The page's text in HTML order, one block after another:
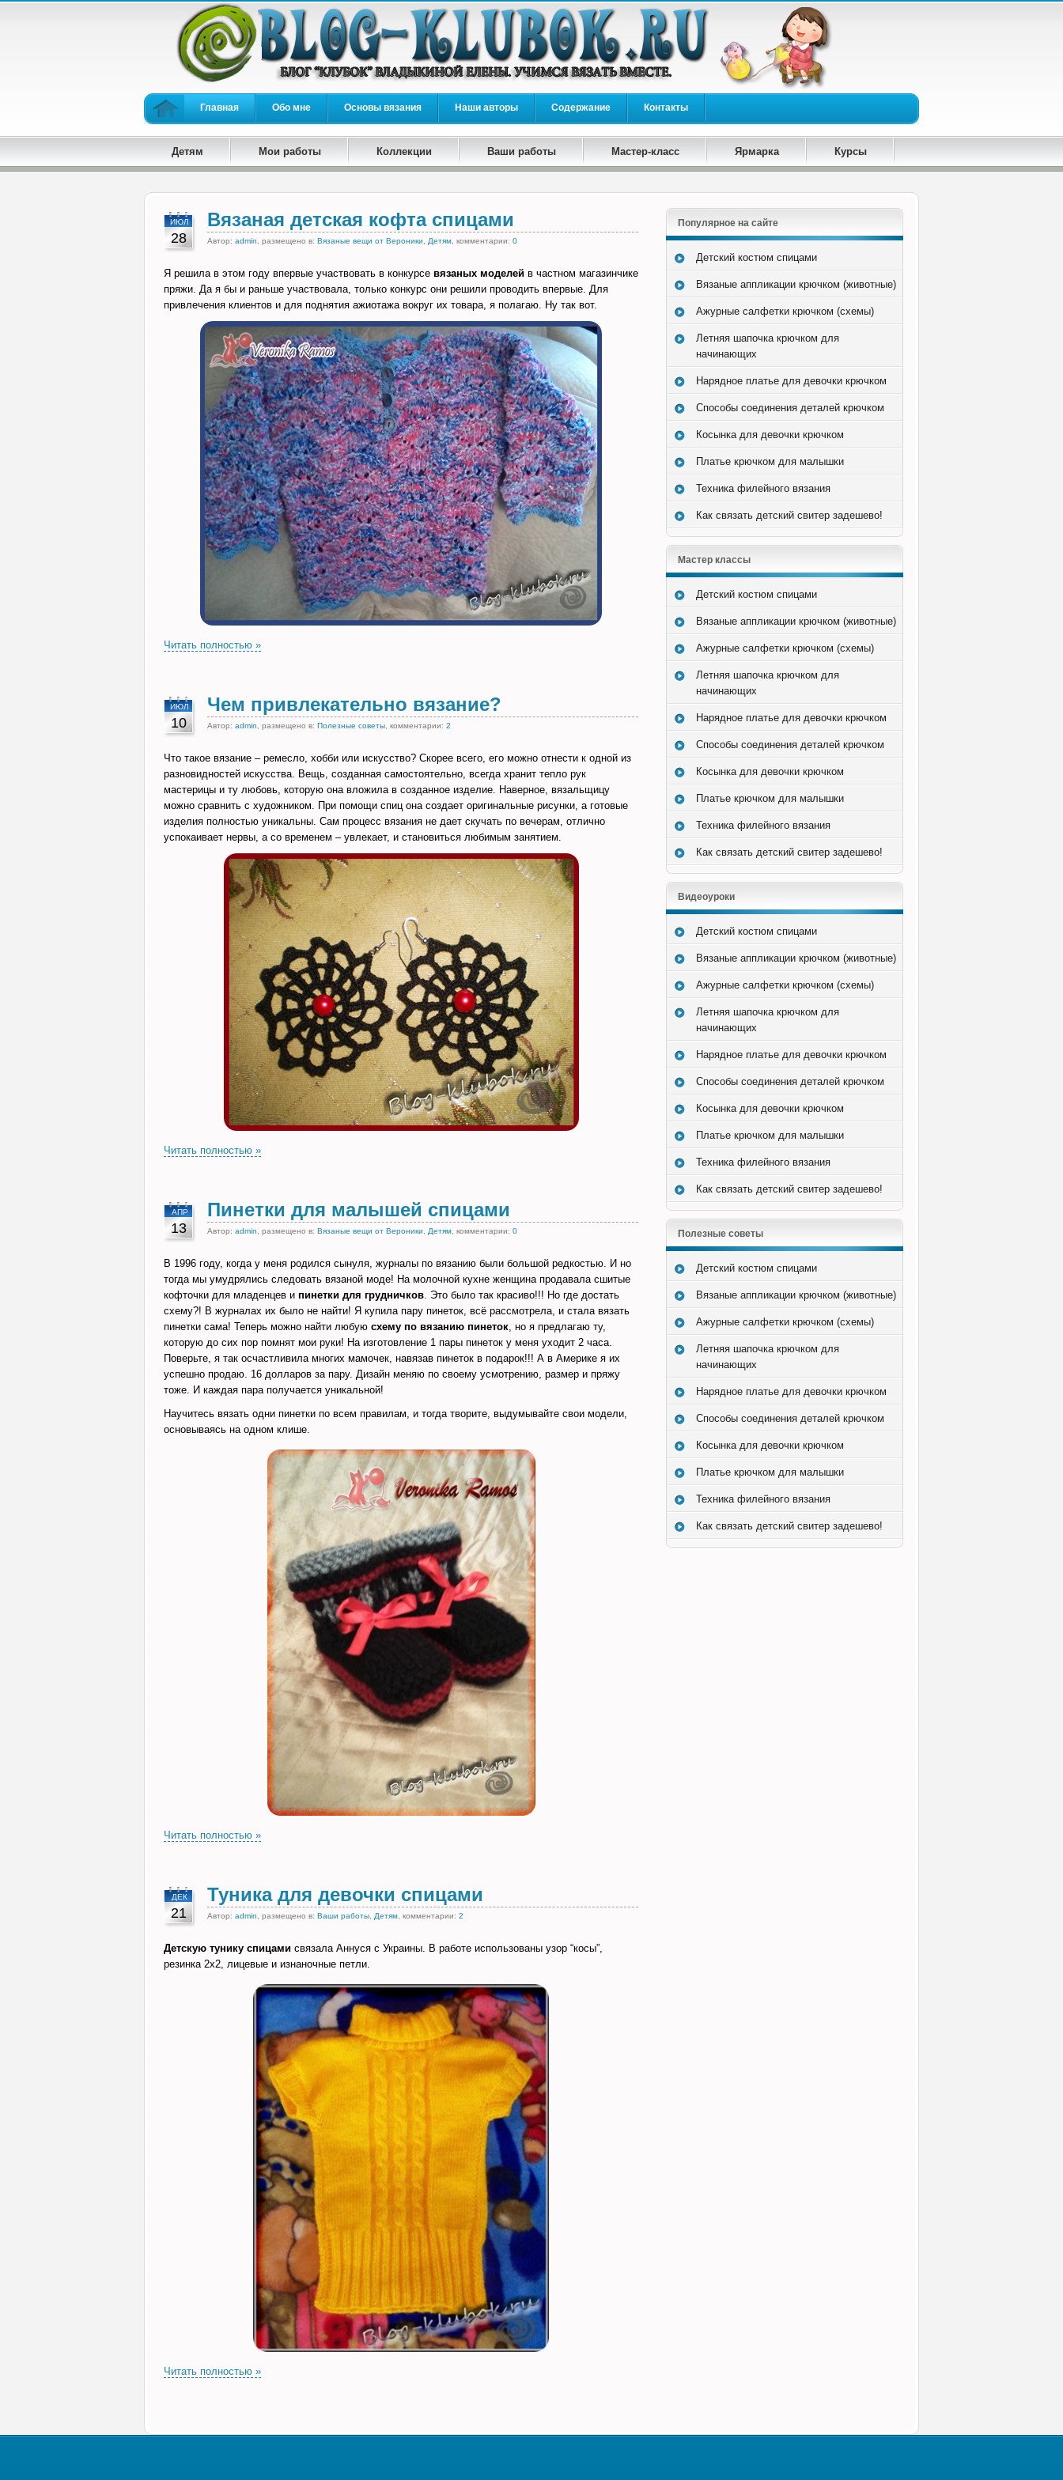
Главная Обо мне Основы вязания Наши авторы Содержание Контакты
Детям Мои работы Коллекции Ваши работы Мастер-класс Ярмарка Курсы
Популярное на сайте
Детский костюм спицами
Вязаные аппликации крючком (животные)
Ажурные салфетки крючком (схемы)
Летняя шапочка крючком для
начинающих
Нарядное платье для девочки крючком
Способы соединения деталей крючком
Косынка для девочки крючком
Платье крючком для малышки
Техника филейного вязания
Как связать детский свитер задешево!
Мастер классы
Детский костюм спицами
Вязаные аппликации крючком (животные)
Ажурные салфетки крючком (схемы)
Летняя шапочка крючком для
начинающих
Нарядное платье для девочки крючком
Способы соединения деталей крючком
Косынка для девочки крючком
Платье крючком для малышки
Техника филейного вязания
Как связать детский свитер задешево!
Видеоуроки
Детский костюм спицами
Вязаные аппликации крючком (животные)
Ажурные салфетки крючком (схемы)
Летняя шапочка крючком для
начинающих
Нарядное платье для девочки крючком
Способы соединения деталей крючком
Косынка для девочки крючком
Платье крючком для малышки
Техника филейного вязания
Как связать детский свитер задешево!
Полезные советы
Детский костюм спицами
Вязаные аппликации крючком (животные)
Ажурные салфетки крючком (схемы)
Летняя шапочка крючком для
начинающих
Нарядное платье для девочки крючком
Способы соединения деталей крючком
Косынка для девочки крючком
Платье крючком для малышки
Техника филейного вязания
Как связать детский свитер задешево!
ИЮЛ
28
Вязаная детская кофта спицами
Автор: admin , размещено в: Вязаные вещи от Вероники Детям , комментарии: 0
Я решила в этом году впервые участвовать в конкурсе вязаных моделей в частном магазинчике
пряжи. Да я бы и раньше участвовала, только конкурс они решили проводить впервые. Для
привлечения клиентов и для поднятия ажиотажа вокруг их товара, я полагаю. Ну так вот.
Читать полностью »
ИЮЛ
10
Чем привлекательно вязание?
Автор: admin , размещено в: Полезные советы , комментарии: 2
Что такое вязание – ремесло, хобби или искусство? Скорее всего, его можно отнести к одной из
разновидностей искусства. Вещь, созданная самостоятельно, всегда хранит тепло рук
мастерицы и ту любовь, которую она вложила в созданное изделие. Наверное, вязальщицу
можно сравнить с художником. При помощи спиц она создает оригинальные рисунки, а готовые
изделия полностью уникальны. Сам процесс вязания не дает скучать по вечерам, отлично
успокаивает нервы, а со временем – увлекает, и становиться любимым занятием.
Читать полностью »
АПР
13
Пинетки для малышей спицами
Автор: admin , размещено в: Вязаные вещи от Вероники Детям , комментарии: 0
В 1996 году, когда у меня родился сынуля, журналы по вязанию были большой редкостью. И но
тогда мы умудрялись следовать вязаной моде! На молочной кухне женщина продавала сшитые
кофточки для младенцев и пинетки для грудничков. Это было так красиво!!! Но где достать
схему?! В журналах их было не найти! Я купила пару пинеток, всё рассмотрела, и стала вязать
пинетки сама! Теперь можно найти любую схему по вязанию пинеток, но я предлагаю ту,
которую до сих пор помнят мои руки! На изготовление 1 пары пинеток у меня уходит 2 часа.
Поверьте, я так осчастливила многих мамочек, навязав пинеток в подарок!!! А в Америке я их
успешно продаю. 16 долларов за пару. Дизайн меняю по своему усмотрению, размер и пряжу
тоже. И каждая пара получается уникальной!
Научитесь вязать одни пинетки по всем правилам, и тогда творите, выдумывайте свои модели,
основываясь на одном клише.
Читать полностью »
ДЕК
21
Туника для девочки спицами
Автор: admin , размещено в: Ваши работы Детям , комментарии: 2
Детскую тунику спицами связала Аннуся с Украины. В работе использованы узор “косы”,
резинка 2х2, лицевые и изнаночные петли.
Читать полностью »